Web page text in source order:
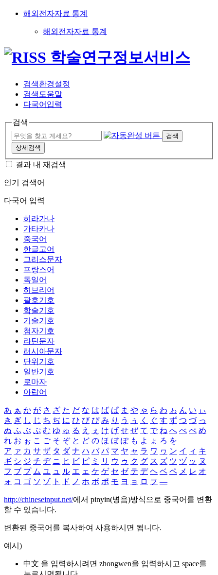
해외전자자료 통계
해외전자자료 통계
검색환경설정
검색도움말
다국어입력
검색
검색
상세검색
결과 내 재검색
인기 검색어
다국어 입력
히라가나
가타카나
중국어
한글고어
그리스문자
프랑스어
독일어
히브리어
괄호기호
학술기호
기술기호
첨자기호
라틴문자
러시아문자
단위기호
일반기호
로마자
아랍어
あ ぁ か が さ ざ た だ な は ば ぱ ま や ゃ ら わ ゎ ん い ぃ
き ぎ し じ ち ぢ に ひ び ぴ み り う ぅ く ぐ す ず つ づ っ
ぬ ふ ぶ ぷ む ゆ ゅ る え ぇ け げ せ ぜ て で ね へ べ ぺ め
れ お ぉ こ ご そ ぞ と ど の ほ ぼ ぽ も よ ょ ろ を
ア ァ カ サ ザ タ ダ ナ ハ バ パ マ ヤ ャ ラ ワ ヮ ン イ ィ キ
ギ シ ジ チ ヂ ニ ヒ ビ ピ ミ リ ウ ゥ ク グ ス ズ ツ ヅ ッ ヌ
フ ブ プ ム ユ ュ ル エ ェ ケ ゲ セ ゼ テ デ ヘ ベ ペ メ レ オ
ォ コ ゴ ソ ゾ ト ド ノ ホ ボ ポ モ ヨ ョ ロ ヲ ―
http://chineseinput.net/에서 pinyin(병음)방식으로 중국어를 변환
할 수 있습니다.
변환된 중국어를 복사하여 사용하시면 됩니다.
예시)
中文 을 입력하시려면 zhongwen을 입력하시고 space를